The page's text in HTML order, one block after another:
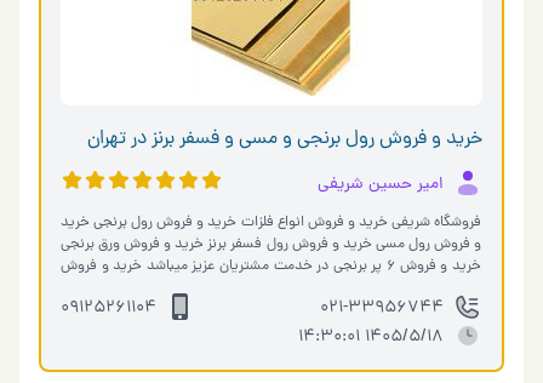
خرید و فروش رول برنجی و مسی و فسفر برنز در تهران
امیر حسین شریفی
فروشگاه شریفی خرید و فروش انواع فلزات خرید و فروش رول برنجی خرید
و فروش رول مسی خرید و فروش رول فسفر برنز خرید و فروش ورق برنجی
خرید و فروش 6 پر برنجی در خدمت مشتریان عزیز میباشد خرید و فروش
021-33956744
09125261104
1405/5/18 14:30:01